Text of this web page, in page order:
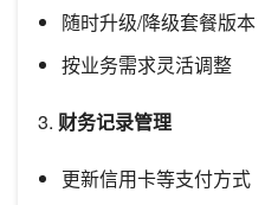
随时升级/降级套餐版本
按业务需求灵活调整
3. 财务记录管理
更新信用卡等支付方式